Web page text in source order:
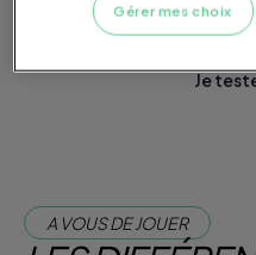
Je
Je
A VOUS DE JOUER
Gérer mes choix